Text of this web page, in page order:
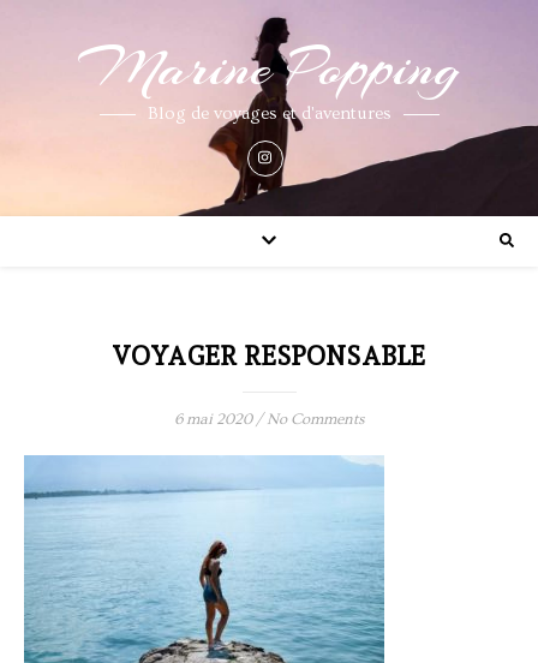
Marine Popping
Blog de voyages et d'aventures
VOYAGER RESPONSABLE
6 mai 2020 / No Comments